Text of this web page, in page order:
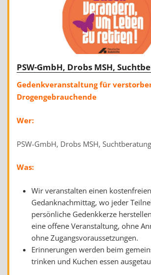
PSW-GmbH, Drobs MSH,
Gedenkveranstaltung für
Drogengebrauchende
Wer:
PSW-GmbH, Drobs MSH,
Was:
Wir veranstalten einen kostenfreien
Gedanknachmittag, wo jeder
persönliche Gedenkkerze
eine offene Veranstaltung, ohne
ohne Zugangsvoraussetzungen.
Erinnerungen werden beim
trinken und Kuchen essen